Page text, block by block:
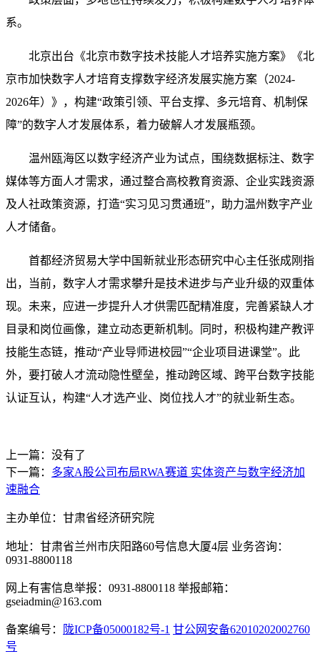
系。
北京出台《北京市数字技术技能人才培养实施方案》《北
京市加快数字人才培育支撑数字经济发展实施方案（2024-
2026年）》，构建“政策引领、平台支撑、多元培育、机制保
障”的数字人才发展体系，着力破解人才发展瓶颈。
温州瓯海区以数字经济产业为试点，围绕数据标注、数字
媒体等方面人才需求，通过整合高校教育资源、企业实践资源
及人社政策资源，打造“实习见习贯通班”，助力温州数字产业
人才储备。
首都经济贸易大学中国新就业形态研究中心主任张成刚指
出，当前，数字人才需求攀升是技术进步与产业升级的双重体
现。未来，应进一步提升人才供需匹配精准度，完善紧缺人才
目录和岗位画像，建立动态更新机制。同时，积极构建产教评
技能生态链，推动“产业导师进校园”“企业项目进课堂”。此
外，要打破人才流动隐性壁垒，推动跨区域、跨平台数字技能
认证互认，构建“人才选产业、岗位找人才”的就业新生态。
上一篇：没有了
下一篇： 多家A股公司布局RWA赛道 实体资产与数字经济加
速融合
主办单位：甘肃省经济研究院
地址：甘肃省兰州市庆阳路60号信息大厦4层 业务咨询：
0931-8800118
网上有害信息举报：0931-8800118 举报邮箱：
gseiadmin@163.com
备案编号： 陇ICP备05000182号-1 甘公网安备62010202002760
号